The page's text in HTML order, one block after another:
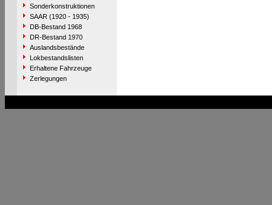
Sonderkonstruktionen
SAAR (1920 - 1935)
DB-Bestand 1968
DR-Bestand 1970
Auslandsbestände
Lokbestandslisten
Erhaltene Fahrzeuge
Zerlegungen